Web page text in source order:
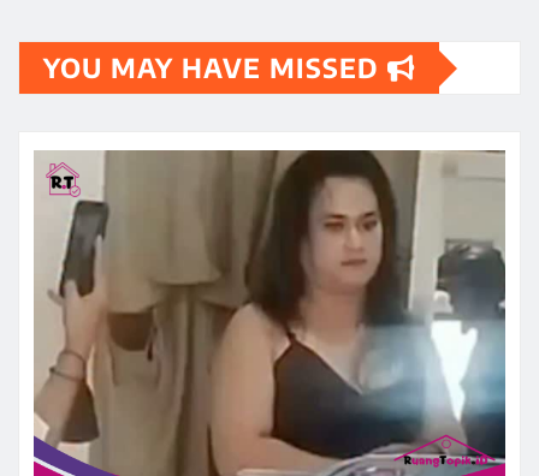
YOU MAY HAVE MISSED